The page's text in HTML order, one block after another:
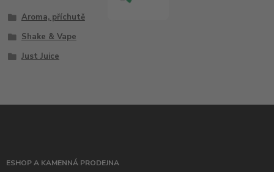
Aroma, příchutě
Shake & Vape
Just Juice
ESHOP A KAMENNÁ PRODEJNA